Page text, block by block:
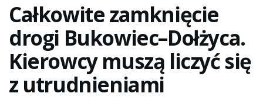
Całkowite zamknięcie
drogi Bukowiec–Dołżyca.
Kierowcy muszą liczyć się
z utrudnieniami